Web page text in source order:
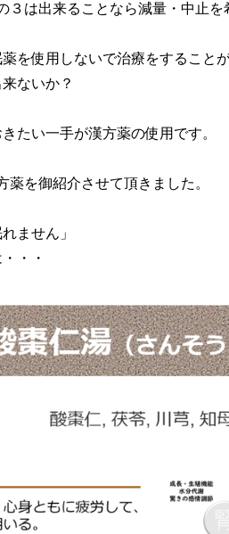
３は出来ることなら減量・中止を
を使用しないで治療をすること
ないか？
たい一手が漢方薬の使用です。
を御紹介させて頂きました。
ません」
・・